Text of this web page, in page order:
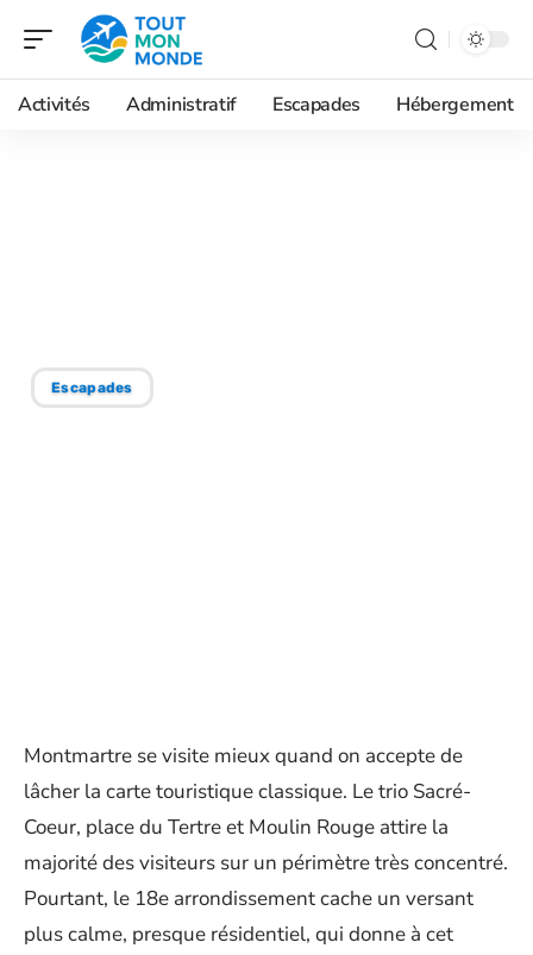
Activités Administratif Escapades Hébergement
Escapades
Montmartre se visite mieux quand on accepte de
lâcher la carte touristique classique. Le trio Sacré-
Coeur, place du Tertre et Moulin Rouge attire la
majorité des visiteurs sur un périmètre très concentré.
Pourtant, le 18e arrondissement cache un versant
plus calme, presque résidentiel, qui donne à cet